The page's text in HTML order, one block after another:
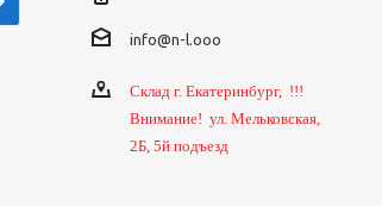
info@n-l.ooo
Склад г. Екатеринбург, !!!
Внимание! ул. Мельковская,
2Б, 5й подъезд